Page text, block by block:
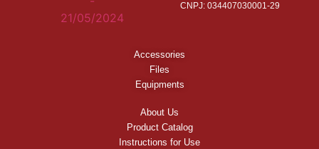
CNPJ: 034407030001-29
Accessories
Files
Equipments
About Us
Product Catalog
Instructions for Use